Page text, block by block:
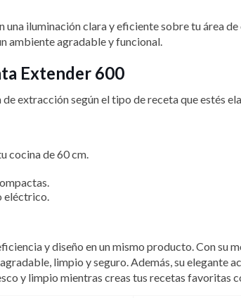
una iluminación clara y eficiente sobre tu área
ambiente agradable y funcional.
Extender 600
extracción según el tipo de receta que estés
cocina de 60 cm.
eléctrico.
y diseño en un mismo producto. Con su
limpio y seguro. Además, su elegante
y limpio mientras creas tus recetas favoritas